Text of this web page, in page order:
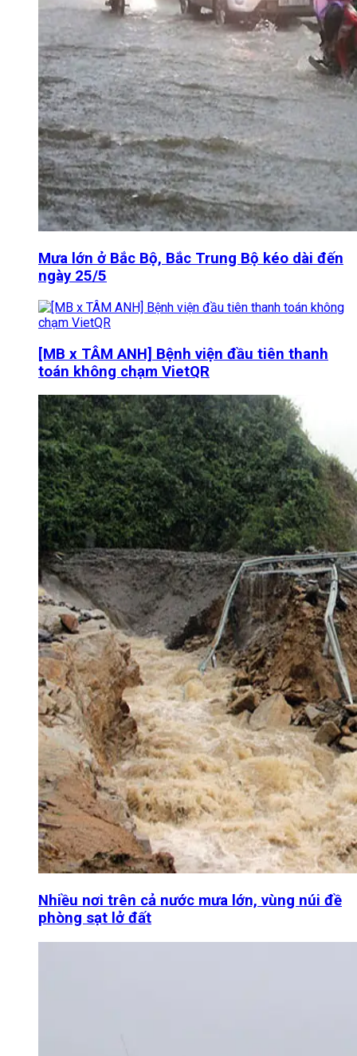
Mưa lớn ở Bắc Bộ, Bắc Trung Bộ kéo dài đến
ngày 25/5
[MB x TÂM ANH] Bệnh viện đầu tiên thanh
toán không chạm VietQR
Nhiều nơi trên cả nước mưa lớn, vùng núi đề
phòng sạt lở đất